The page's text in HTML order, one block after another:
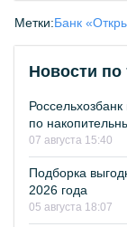
Метки:Банк
Новости по
по
07 августа 15:40
Подборка
2026 года
05 августа 18:07